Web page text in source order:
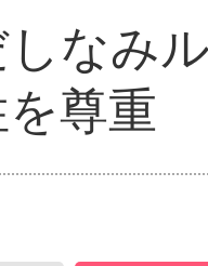
なみ
尊重